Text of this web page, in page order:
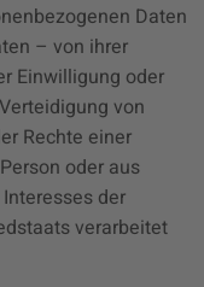
Daten
– von ihrer
Einwilligung oder
von
Rechte einer
oder aus
der
verarbeitet